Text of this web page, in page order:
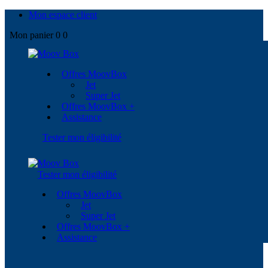
Mon espace client
Mon panier 0 0
Offres MoovBox
Jet
Super Jet
Offres MoovBox +
Assistance
Tester mon éligibilité
Tester mon éligibilité
Offres MoovBox
Jet
Super Jet
Offres MoovBox +
Assistance